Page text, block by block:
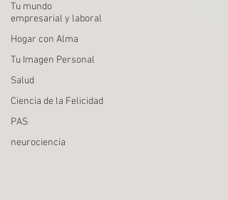
Tu mundo
empresarial y laboral
Hogar con Alma
Tu Imagen Personal
Salud
Ciencia de la Felicidad
PAS
neurociencia